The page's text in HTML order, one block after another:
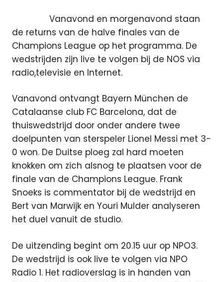
Vanavond en morgenavond staan
de returns van de halve finales van de
Champions League op het programma. De
wedstrijden zijn live te volgen bij de NOS via
radio,televisie en Internet.
Vanavond ontvangt Bayern München de
Catalaanse club FC Barcelona, dat de
thuiswedstrijd door onder andere twee
doelpunten van sterspeler Lionel Messi met 3-
0 won. De Duitse ploeg zal hard moeten
knokken om zich alsnog te plaatsen voor de
finale van de Champions League. Frank
Snoeks is commentator bij de wedstrijd en
Bert van Marwijk en Youri Mulder analyseren
het duel vanuit de studio.
De uitzending begint om 20.15 uur op NPO3.
De wedstrijd is ook live te volgen via NPO
Radio 1. Het radioverslag is in handen van